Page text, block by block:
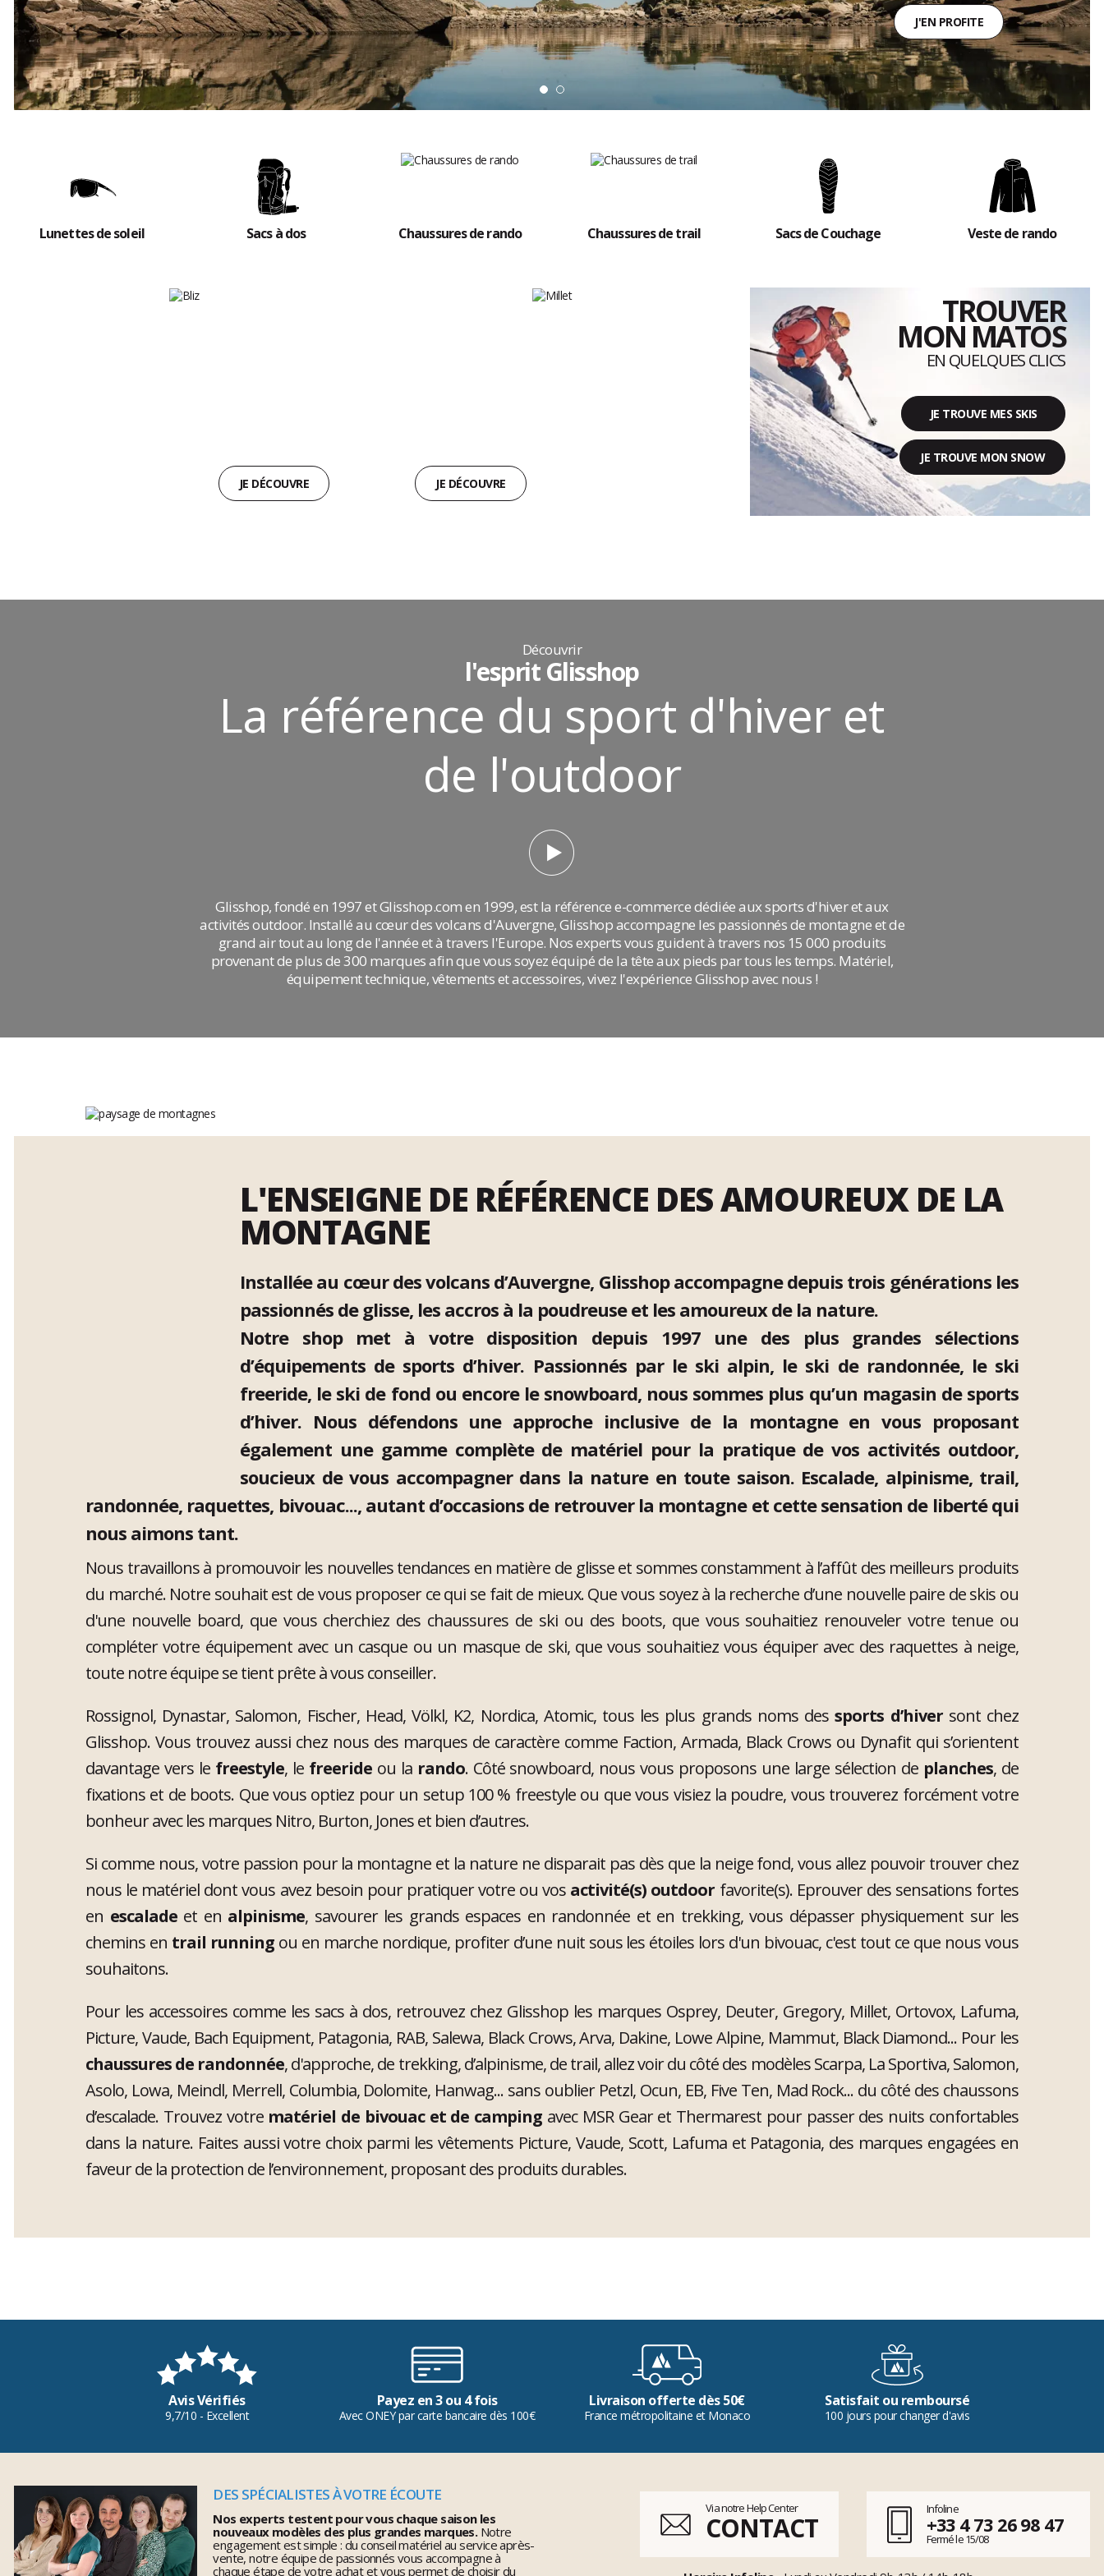
Paiement et livraison au 30 septembre 2026.
JE DÉCOUVRE LES NOUVEAUTÉS
Lunettes de soleil Sacs à dos Chaussures de rando Chaussures de trail Sacs de Couchage Veste de rando
JE DÉCOUVRE JE DÉCOUVRE
TROUVER
MON MATOS
EN QUELQUES CLICS
JE TROUVE MES SKIS
JE TROUVE MON SNOW
Découvrir
l'esprit Glisshop
La référence du sport d'hiver et
de l'outdoor
Glisshop, fondé en 1997 et Glisshop.com en 1999, est la référence e-commerce dédiée aux sports d'hiver et aux
activités outdoor. Installé au cœur des volcans d'Auvergne, Glisshop accompagne les passionnés de montagne et de
grand air tout au long de l'année et à travers l'Europe. Nos experts vous guident à travers nos 15 000 produits
provenant de plus de 300 marques afin que vous soyez équipé de la tête aux pieds par tous les temps. Matériel,
équipement technique, vêtements et accessoires, vivez l'expérience Glisshop avec nous !
L'ENSEIGNE DE RÉFÉRENCE DES AMOUREUX DE LA
MONTAGNE
Installée au cœur des volcans d’Auvergne, Glisshop accompagne depuis trois générations les
passionnés de glisse, les accros à la poudreuse et les amoureux de la nature.
Notre shop met à votre disposition depuis 1997 une des plus grandes sélections
d’équipements de sports d’hiver. Passionnés par le ski alpin, le ski de randonnée, le ski
freeride, le ski de fond ou encore le snowboard, nous sommes plus qu’un magasin de sports
d’hiver. Nous défendons une approche inclusive de la montagne en vous proposant
également une gamme complète de matériel pour la pratique de vos activités outdoor,
soucieux de vous accompagner dans la nature en toute saison. Escalade, alpinisme, trail,
randonnée, raquettes, bivouac..., autant d’occasions de retrouver la montagne et cette sensation de liberté qui
nous aimons tant.
Nous travaillons à promouvoir les nouvelles tendances en matière de glisse et sommes constamment à l’affût des meilleurs produits
du marché. Notre souhait est de vous proposer ce qui se fait de mieux. Que vous soyez à la recherche d’une nouvelle paire de skis ou
d'une nouvelle board, que vous cherchiez des chaussures de ski ou des boots, que vous souhaitiez renouveler votre tenue ou
compléter votre équipement avec un casque ou un masque de ski, que vous souhaitiez vous équiper avec des raquettes à neige,
toute notre équipe se tient prête à vous conseiller.
Rossignol, Dynastar, Salomon, Fischer, Head, Völkl, K2, Nordica, Atomic, tous les plus grands noms dessports d’hiversont chez
Glisshop. Vous trouvez aussi chez nous des marques de caractère comme Faction, Armada, Black Crows ou Dynafit qui s’orientent
davantage vers le freestyle, le freerideou la rando. Côté snowboard, nous vous proposons une large sélection de planches, de
fixations et de boots. Que vous optiez pour un setup 100 % freestyle ou que vous visiez la poudre, vous trouverez forcément votre
bonheur avec les marques Nitro, Burton, Jones et bien d’autres.
Si comme nous, votre passion pour la montagne et la nature ne disparait pas dès que la neige fond, vous allez pouvoir trouver chez
nous le matériel dont vous avez besoin pour pratiquer votre ou vos activité(s) outdoor favorite(s). Eprouver des sensations fortes
en escaladeet en alpinisme, savourer les grands espaces en randonnée et en trekking, vous dépasser physiquement sur les
chemins en trail runningou en marche nordique, profiter d’une nuit sous les étoiles lors d'un bivouac, c'est tout ce que nous vous
souhaitons.
Pour les accessoires comme les sacs à dos, retrouvez chez Glisshop les marques Osprey, Deuter, Gregory, Millet, Ortovox, Lafuma,
Picture, Vaude, Bach Equipment, Patagonia, RAB, Salewa, Black Crows, Arva, Dakine, Lowe Alpine, Mammut, Black Diamond... Pour les
chaussures de randonnée, d'approche, de trekking, d’alpinisme, de trail, allez voir du côté des modèles Scarpa, La Sportiva, Salomon,
Asolo, Lowa, Meindl, Merrell, Columbia, Dolomite, Hanwag... sans oublier Petzl, Ocun, EB, Five Ten, Mad Rock... du côté des chaussons
d’escalade. Trouvez votre matériel de bivouac et de camping avec MSR Gear et Thermarest pour passer des nuits confortables
dans la nature. Faites aussi votre choix parmi les vêtements Picture, Vaude, Scott, Lafuma et Patagonia, des marques engagées en
faveur de la protection de l’environnement, proposant des produits durables.
Avis Vérifiés
9,7/10 - Excellent
Payez en 3 ou 4 fois
Avec ONEY par carte bancaire dès 100€
Livraison offerte dès 50€
France métropolitaine et Monaco
Satisfait ou remboursé
100 jours pour changer d'avis
DES SPÉCIALISTES À VOTRE ÉCOUTE
Nos experts testent pour vous chaque saison les
nouveaux modèles des plus grandes marques.Notre
engagement est simple : du conseil matériel au service après-
vente, notre équipe de passionnés vous accompagne à
chaque étape de votre achat et vous permet de choisir du
Via notre Help Center
CONTACT
Infoline
+33 4 73 26 98 47
Fermé le 15/08